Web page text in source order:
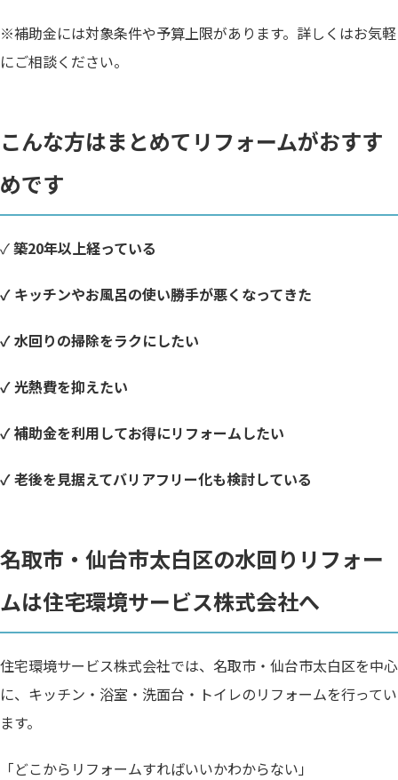
※補助金には対象条件や予算上限があります。詳しくはお気軽
にご相談ください。
こんな方はまとめてリフォームがおすす
めです
✓築20年以上経っている
✓ キッチンやお風呂の使い勝手が悪くなってきた
✓ 水回りの掃除をラクにしたい
✓ 光熱費を抑えたい
✓ 補助金を利用してお得にリフォームしたい
✓ 老後を見据えてバリアフリー化も検討している
名取市・仙台市太白区の水回りリフォー
ムは住宅環境サービス株式会社へ
住宅環境サービス株式会社では、名取市・仙台市太白区を中心
に、キッチン・浴室・洗面台・トイレのリフォームを行ってい
ます。
「どこからリフォームすればいいかわからない」